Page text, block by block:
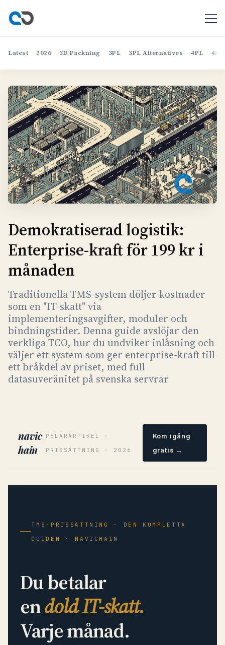
Latest 2026 3D Packning 3PL 3PL Alternatives 4PL
Demokratiserad logistik:
Enterprise-kraft för 199 kr i
månaden
Traditionella TMS-system döljer kostnader
som en "IT-skatt" via
implementeringsavgifter, moduler och
bindningstider. Denna guide avslöjar den
verkliga TCO, hur du undviker inlåsning och
väljer ett system som ger enterprise-kraft till
ett bråkdel av priset, med full
datasuveränitet på svenska servrar
navic
hain
PELARARTIKEL ·
PRISSÄTTNING · 2026
Kom igång
gratis →
TMS-PRISSÄTTNING · DEN KOMPLETTA
GUIDEN · NAVICHAIN
Du betalar
endold IT-skatt.
Varje månad.